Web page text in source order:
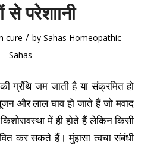
से परेशाानी
cure / by Sahas Homeopathic
Sahas
ग्रंथि जम जाती है या संक्रमित हो
और लाल घाव हो जाते हैं जो मवाद
में ही होते हैं लेकिन किसी
कर सकते हैं। मुंहासा त्वचा संबंधी